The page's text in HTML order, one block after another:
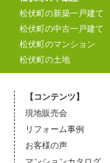
松伏町の新築一戸建て
松伏町の中古一戸建て
松伏町のマンション
松伏町の土地
【コンテンツ】
現地販売会
リフォーム事例
お客様の声